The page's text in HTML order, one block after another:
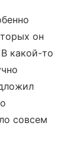
он
какой-то
совсем